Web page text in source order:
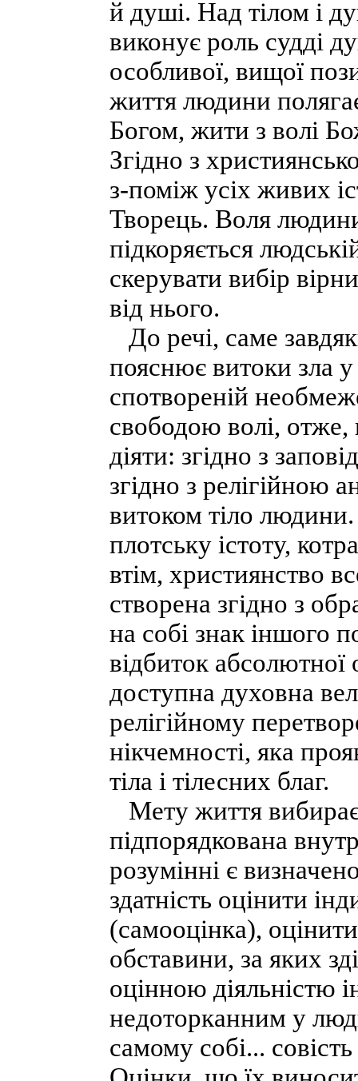
й душі. Над тілом і
виконує роль судді
особливої, вищої
життя людини
Богом, жити з волі
Згідно з
з-поміж усіх живих
Творець. Воля
підкоряється
скерувати вибір
від нього.
До речі, саме
пояснює витоки зла
спотвореній
свободою волі, отже,
діяти: згідно з
згідно з релігійною
витоком тіло
плотську істоту,
втім, християнство
створена згідно з
на собі знак іншого
відбиток
доступна духовна
релігійному
нікчемності, яка
тіла і тілесних благ.
Мету життя
підпорядкована
розумінні є
здатність оцінити
(самооцінка), оцінити
обставини, за яких
оцінною діяльністю
недоторканним у
самому собі...